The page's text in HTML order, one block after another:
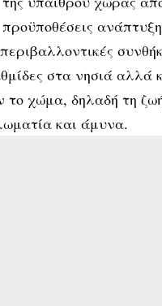
προϋποθέσεις
στα νησιά αλλά
το χώμα, δηλαδή τη
και άμυνα.